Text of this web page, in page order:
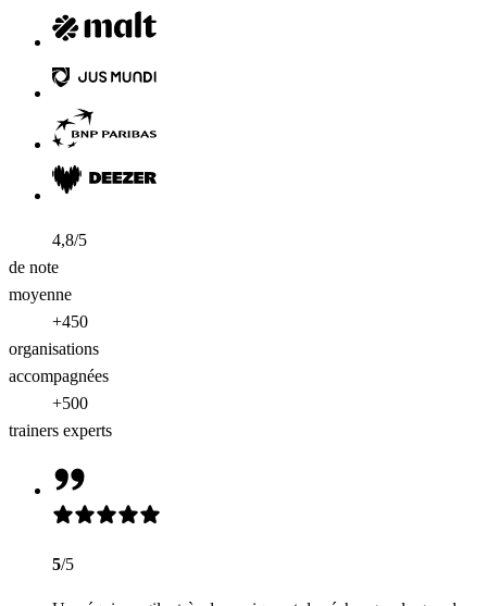
4,8/5
de note
moyenne
+450
organisations
accompagnées
+500
trainers experts
5/5